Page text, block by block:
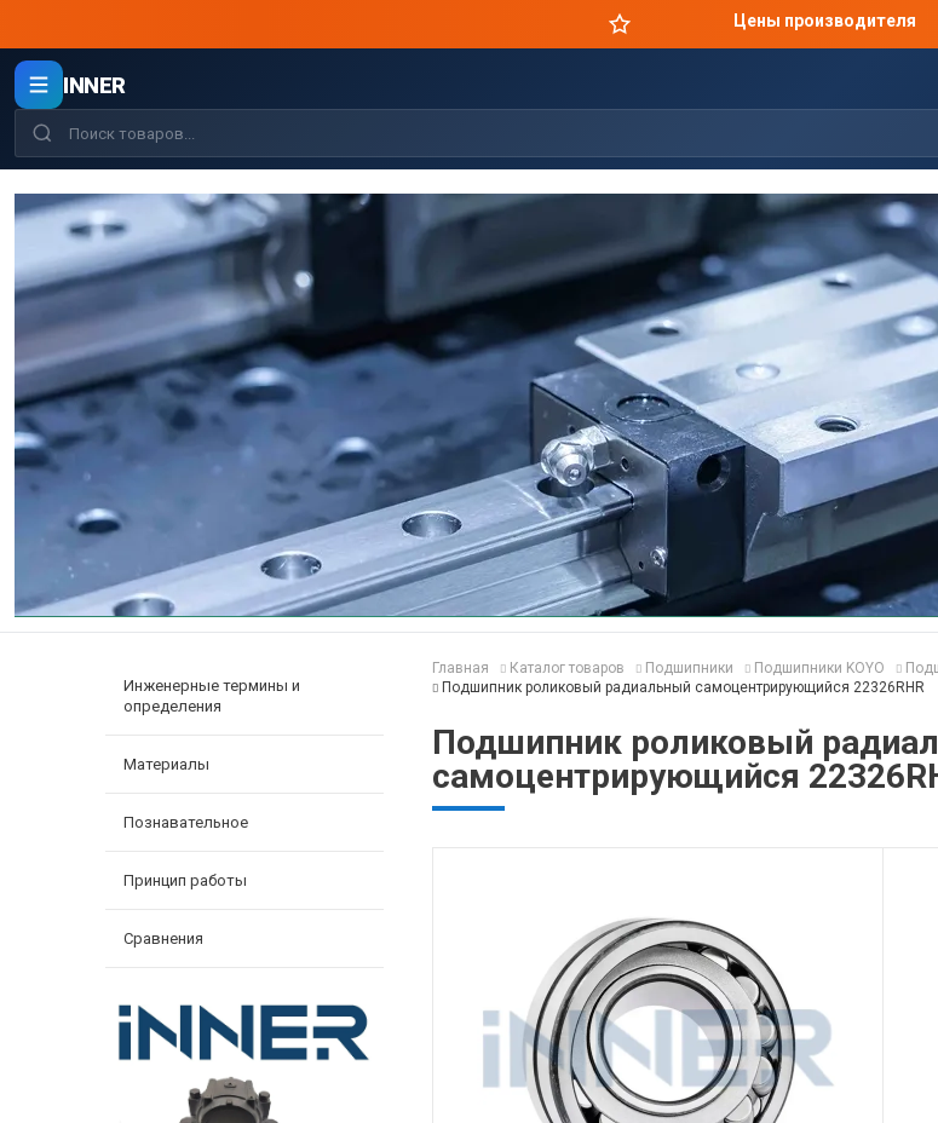
Цены производителя
INNER
Инженерные термины и
определения
Материалы
Познавательное
Принцип работы
Сравнения
Главная Каталог товаров Подшипники Подшипники KOYO
Подшипник роликовый радиальный самоцентрирующийся 22326RHR
Подшипник роликовый
самоцентрирующийся